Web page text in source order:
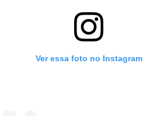
Ver essa foto no Instagram